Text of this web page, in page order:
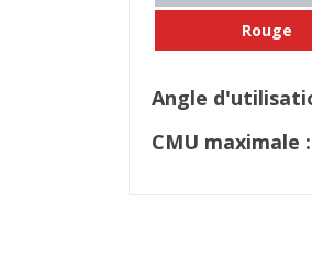
Rouge
Angle
CMU maximale :